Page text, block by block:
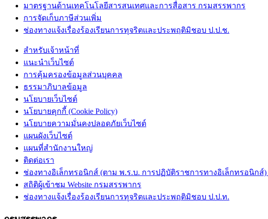
มาตรฐานด้านเทคโนโลยีสารสนเทศและการสื่อสาร กรมสรรพากร
การจัดเก็บภาษีส่วนเพิ่ม
ช่องทางแจ้งเรื่องร้องเรียนการทุจริตและประพฤติมิชอบ ป.ป.ช.
สำหรับเจ้าหน้าที่
แนะนำเว็บไซต์
การคุ้มครองข้อมูลส่วนบุคคล
ธรรมาภิบาลข้อมูล
นโยบายเว็บไซต์
นโยบายคุกกี้ (Cookie Policy)
นโยบายความมั่นคงปลอดภัยเว็บไซต์
แผนผังเว็บไซต์
แผนที่สำนักงานใหญ่
ติดต่อเรา
ช่องทางอิเล็กทรอนิกส์ (ตาม พ.ร.บ. การปฏิบัติราชการทางอิเล็กทรอนิกส์)
สถิติผู้เข้าชม Website กรมสรรพากร
ช่องทางแจ้งเรื่องร้องเรียนการทุจริตและประพฤติมิชอบ ป.ป.ท.